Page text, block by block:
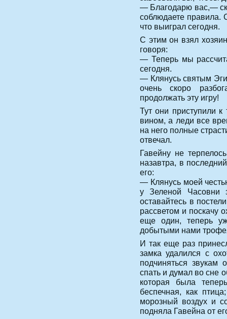
— Благодарю вас,—
соблюдаете правила.
что выиграл сегодня.
С этим он взял
говоря:
— Теперь мы
сегодня.
— Клянусь святым
очень скоро
продолжать эту игру!
Тут они приступили
вином, а леди все
на него полные
отвечал.
Гавейну не
назавтра, в
его:
— Клянусь моей
у Зеленой Часовни
оставайтесь в
рассветом и поскачу
еще один, теперь
добытыми нами
И так еще раз
замка удалился с
подчиняться звукам
спать и думал во сне
которая была
беспечная, как
морозный воздух и
подняла Гавейна от